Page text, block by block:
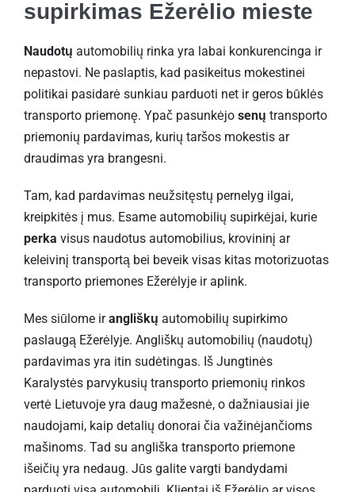
supirkimas Ežerėlio mieste
Naudotų automobilių rinka yra labai konkurencinga ir
nepastovi. Ne paslaptis, kad pasikeitus mokestinei
politikai pasidarė sunkiau parduoti net ir geros būklės
transporto priemonę. Ypač pasunkėjo senų transporto
priemonių pardavimas, kurių taršos mokestis ar
draudimas yra brangesni.
Tam, kad pardavimas neužsitęstų pernelyg ilgai,
kreipkitės į mus. Esame automobilių supirkėjai, kurie
perka visus naudotus automobilius, krovininį ar
keleivinį transportą bei beveik visas kitas motorizuotas
transporto priemones Ežerėlyje ir aplink.
Mes siūlome irangliškų automobilių supirkimo
paslaugą Ežerėlyje. Angliškų automobilių (naudotų)
pardavimas yra itin sudėtingas. Iš Jungtinės
Karalystės parvykusių transporto priemonių rinkos
vertė Lietuvoje yra daug mažesnė, o dažniausiai jie
naudojami, kaip detalių donorai čia važinėjančioms
mašinoms. Tad su angliška transporto priemone
išeičių yra nedaug. Jūs galite vargti bandydami